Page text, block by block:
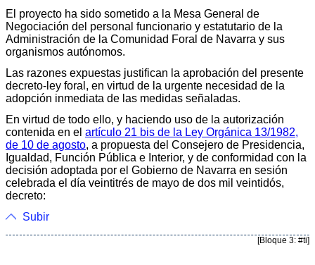
El proyecto ha sido sometido a la Mesa General de
Negociación del personal funcionario y estatutario de la
Administración de la Comunidad Foral de Navarra y sus
organismos autónomos.
Las razones expuestas justifican la aprobación del presente
decreto-ley foral, en virtud de la urgente necesidad de la
adopción inmediata de las medidas señaladas.
En virtud de todo ello, y haciendo uso de la autorización
contenida en el artículo 21 bis de la Ley Orgánica 13/1982,
de 10 de agosto, a propuesta del Consejero de Presidencia,
Igualdad, Función Pública e Interior, y de conformidad con la
decisión adoptada por el Gobierno de Navarra en sesión
celebrada el día veintitrés de mayo de dos mil veintidós,
decreto:
Subir
[Bloque 3: #ti]